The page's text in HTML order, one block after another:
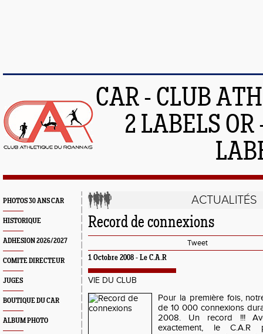
CAR - CLUB
2 LABELS
PHOTOS 30 ANS CAR
HISTORIQUE
ADHESION 2026/2027
COMITE DIRECTEUR
JUGES
BOUTIQUE DU CAR
ALBUM PHOTO
ACTUALITÉS
Record de connexions
Tweet
1 Octobre 2008 - Le C.A.R
VIE DU CLUB
Pour la première fois,
de 10 000 connexions
2008. Un record !!!
exactement, le